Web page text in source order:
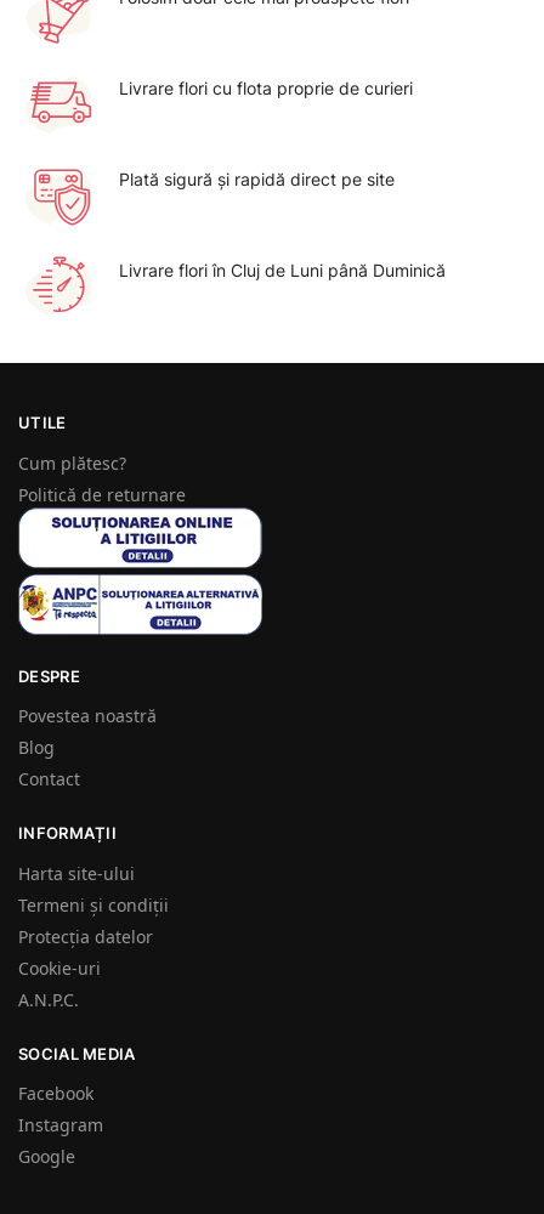
Livrare flori cu flota proprie de curieri
Plată sigură şi rapidă direct pe site
Livrare flori în Cluj de Luni până Duminică
UTILE
Cum plătesc?
Politică de returnare
DESPRE
Povestea noastră
Blog
Contact
INFORMAȚII
Harta site-ului
Termeni și condiții
Protecția datelor
Cookie-uri
A.N.P.C.
SOCIAL MEDIA
Facebook
Instagram
Google